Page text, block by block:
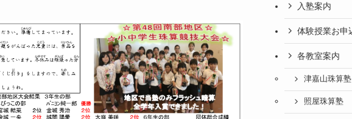
入塾案内
体験授業お申
各教室案内
津嘉山珠算塾
照屋珠算塾